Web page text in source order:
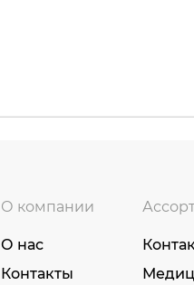
О компании
О нас
Контакты